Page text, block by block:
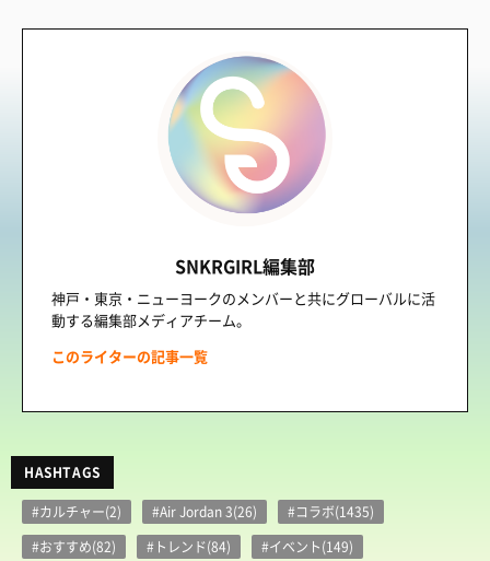
SNKRGIRL編集部
神戸・東京・ニューヨークのメンバーと共にグローバルに活
動する編集部メディアチーム。
このライターの記事一覧
HASHTAGS
#カルチャー(2) #Air Jordan 3(26)
#コラボ(1435)
#おすすめ(82)
#トレンド(84)
#イベント(149)